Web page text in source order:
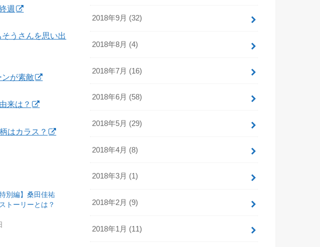
週
うさんを思い出
が素敵
来は？
はカラス？
別編】桑田佳祐
トーリーとは？
2018年9月 (32)
2018年8月 (4)
2018年7月 (16)
2018年6月 (58)
2018年5月 (29)
2018年4月 (8)
2018年3月 (1)
2018年2月 (9)
2018年1月 (11)